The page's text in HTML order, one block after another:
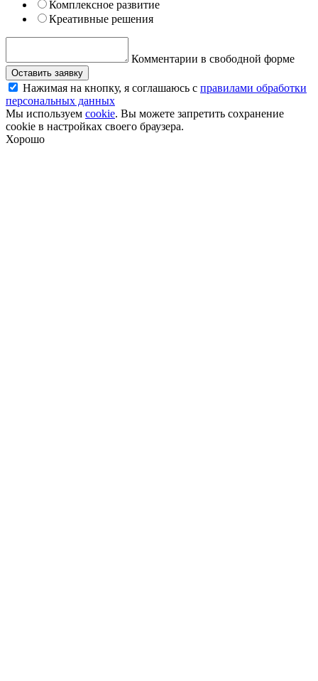
Комплексное развитие
Креативные решения
Комментарии в свободной форме
Оставить заявку
Нажимая на кнопку, я соглашаюсь с правилами обработки
персональных данных
Мы используем cookie. Вы можете запретить сохранение
cookie в настройках своего браузера.
Хорошо